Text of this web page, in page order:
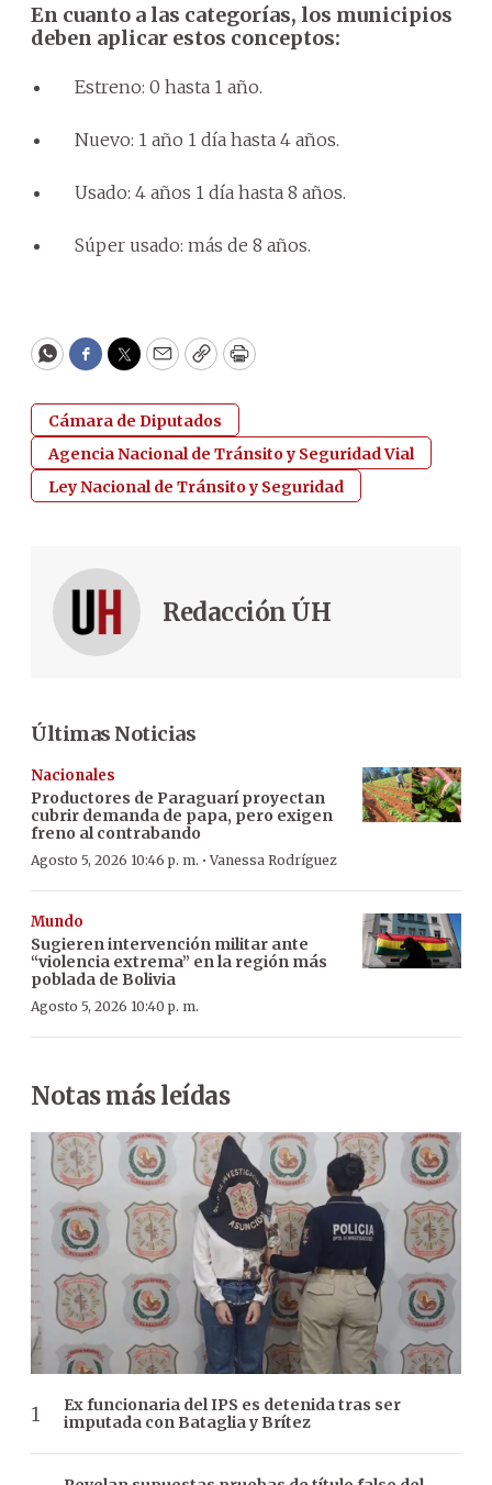
En cuanto a las categorías, los municipios
deben aplicar estos conceptos:
Estreno: 0 hasta 1 año.
Nuevo: 1 año 1 día hasta 4 años.
Usado: 4 años 1 día hasta 8 años.
Súper usado: más de 8 años.
WhatsApp
Facebook
Twitter
EmailCopyPrint
Cámara de Diputados
Agencia Nacional de Tránsito y Seguridad Vial
Ley Nacional de Tránsito y Seguridad
Redacción ÚH
Últimas Noticias
Nacionales
Productores de Paraguarí proyectan
cubrir demanda de papa, pero exigen
freno al contrabando
Agosto 5, 2026 10:46 p. m. ·Vanessa Rodríguez
Mundo
Sugieren intervención militar ante
“violencia extrema” en la región más
poblada de Bolivia
Agosto 5, 2026 10:40 p. m.
Notas más leídas
Ex funcionaria del IPS es detenida tras ser
imputada con Bataglia y Brítez